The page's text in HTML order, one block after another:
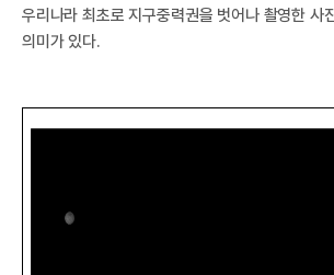
I
우리나라 최초로 지구중력권을 벗어나 촬영한 사
의미가 있다.